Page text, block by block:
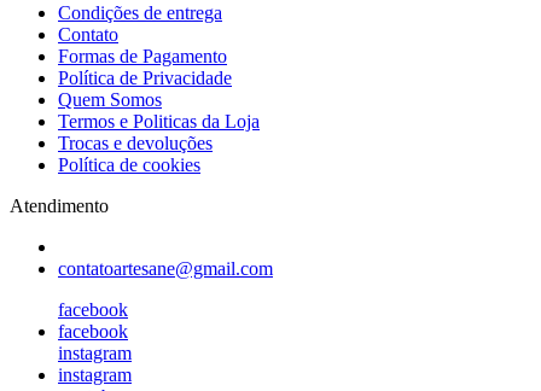
Condições de entrega
Contato
Formas de Pagamento
Política de Privacidade
Quem Somos
Termos e Politicas da Loja
Trocas e devoluções
Política de cookies
Atendimento
contatoartesane@gmail.com
facebook
facebook
instagram
instagram